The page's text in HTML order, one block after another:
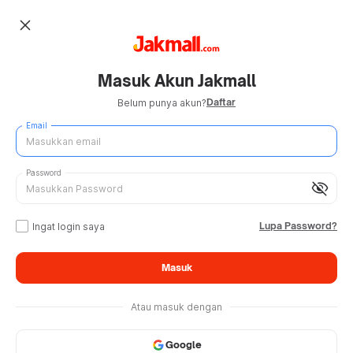
close
Masuk Akun Jakmall
Belum punya akun?Daftar
Email
visibility_off
Password
Ingat login saya Lupa Password?
Masuk
Atau masuk dengan
Google